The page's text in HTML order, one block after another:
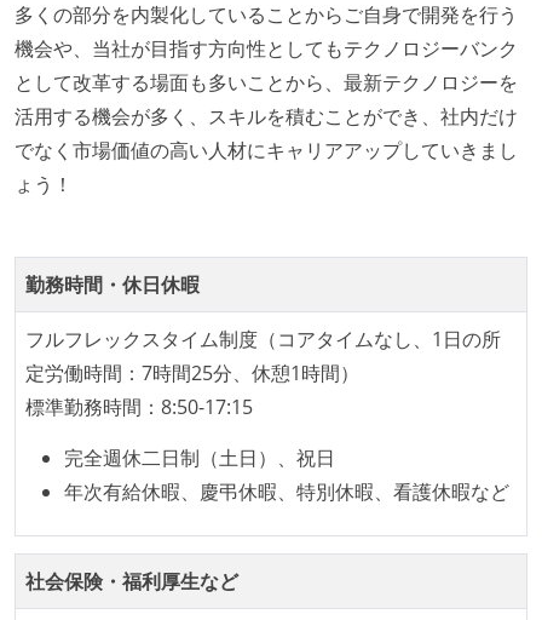
企画を決定する場に、実装を担当する開発メンバーが
参加している
全体のスケジュール管理は、途中の成果を随時確認し
ながら、納期または盛り込む機能を柔軟に調整する形
で行う
テストの実施度
ほとんどのプロダクトコードに単体テストを記述、実
施している
ほとんどの機能に受け入れテストを記述、実施してい
る
機能の実装と同時にテストコードを記述している
想定される複数環境での品質チェックを義務づけてい
る
ワークフローの整備
全てのコードをバージョン管理ツールで管理している
オープンな情報共有
多くの部分を内製化していることからご自身で開発を行う
機会や、当社が目指す方向性としてもテクノロジーバンク
として改革する場面も多いことから、最新テクノロジーを
活用する機会が多く、スキルを積むことができ、社内だけ
でなく市場価値の高い人材にキャリアアップしていきまし
ょう！
勤務時間・休日休暇
フルフレックスタイム制度（コアタイムなし、1日の所
定労働時間：7時間25分、休憩1時間）
標準勤務時間：8:50-17:15
完全週休二日制（土日）、祝日
年次有給休暇、慶弔休暇、特別休暇、看護休暇など
社会保険・福利厚生など